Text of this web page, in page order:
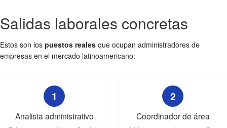
Salidas laborales concretas
Estos son los puestos reales que ocupan administradores de
empresas en el mercado latinoamericano:
1
Analista administrativo
2
Coordinador de área